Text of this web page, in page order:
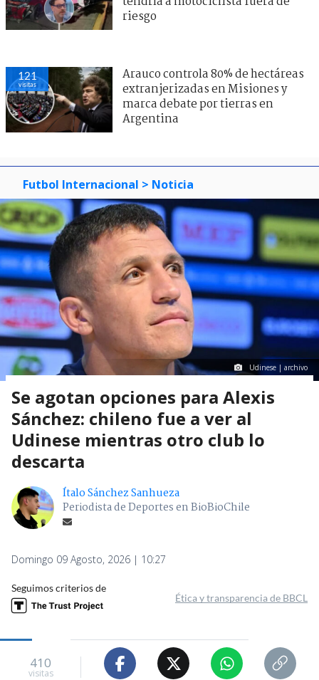
riesgo
121
visitas
Arauco controla 80% de hectáreas
extranjerizadas en Misiones y
marca debate por tierras en
Argentina
Futbol Internacional > Noticia
Udinese | archivo
Se agotan opciones para Alexis
Sánchez: chileno fue a ver al
Udinese mientras otro club lo
descarta
Ítalo Sánchez Sanhueza
Periodista de Deportes en BioBioChile
Domingo 09 Agosto, 2026 | 10:27
Seguimos criterios de
Ética y transparencia de BBCL
410
visitas